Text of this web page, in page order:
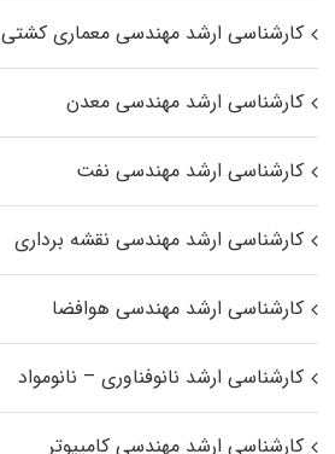
کارشناسی ارشد مهندسی معماری کشتی
کارشناسی ارشد مهندسی معدن
کارشناسی ارشد مهندسی نفت
کارشناسی ارشد مهندسی نقشه برداری
کارشناسی ارشد مهندسی هوافضا
کارشناسی ارشد نانوفناوری – نانومواد
کارشناسی ارشد مهندسی کامپیوتر